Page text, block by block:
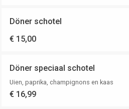
Döner schotel
€ 15,00
Döner speciaal schotel
Uien, paprika, champignons en kaas
€ 16,99